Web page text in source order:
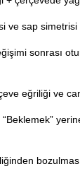
ve sap
sonrası
eğriliği ve
“Beklemek”